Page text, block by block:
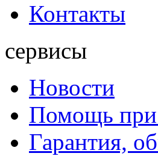
Контакты
сервисы
Новости
Помощь при
Гарантия,